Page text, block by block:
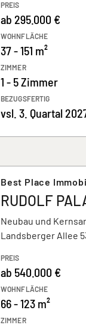
PREIS
ab 295.000 €
WOHNFLÄCHE
37 - 151 m²
ZIMMER
1 - 5 Zimmer
BEZUGSFERTIG
vsl. 3. Quartal
Best Place
RUDOLF
Neubau und
Landsberger Allee
PREIS
ab 540.000 €
WOHNFLÄCHE
66 - 123 m²
ZIMMER